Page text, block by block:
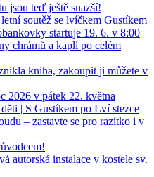
jsou teď ještě snazší!
soutěž se lvíčkem Gustíkem
startuje 19. 6. v 8:00
chrámů a kaplí po celém
kniha, zakoupit ji můžete v
2026 v pátek 22. května
| S Gustíkem po Lví stezce
– zastavte se pro razítko i v
autorská instalace v kostele sv.